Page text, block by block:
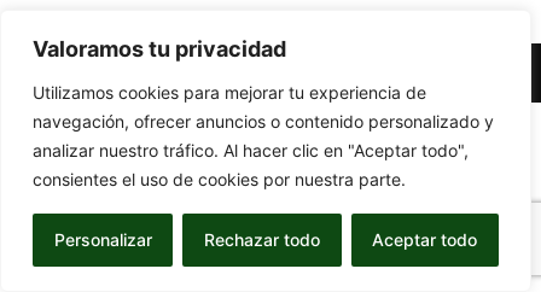
Valoramos tu privacidad
Utilizamos cookies para mejorar tu experiencia de
navegación, ofrecer anuncios o contenido personalizado y
analizar nuestro tráfico. Al hacer clic en "Aceptar todo",
consientes el uso de cookies por nuestra parte.
Personalizar Rechazar todo Aceptar todo